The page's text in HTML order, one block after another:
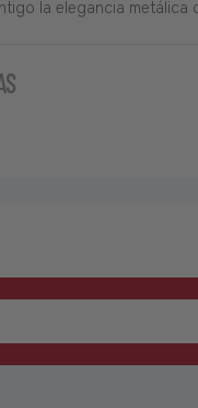
la elegancia metálica